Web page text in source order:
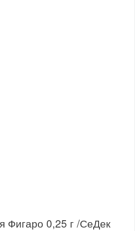
Фигаро 0,25 г /СеДек